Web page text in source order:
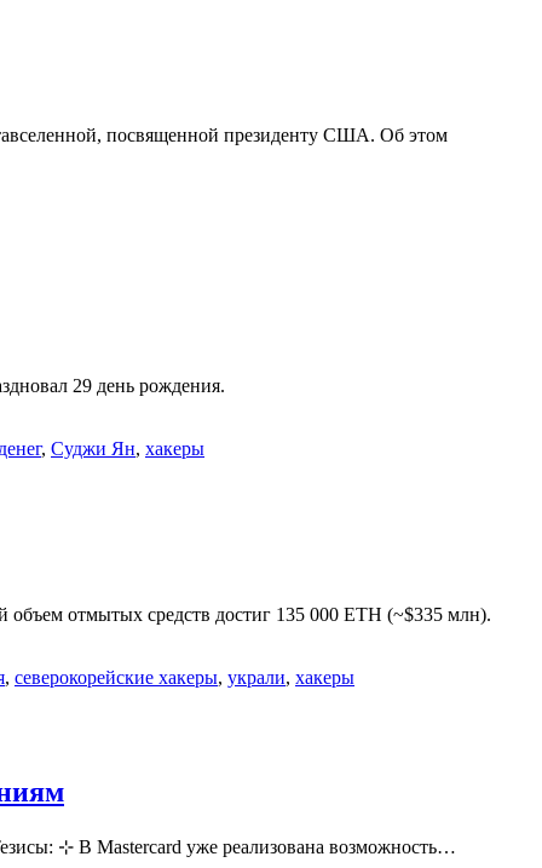
посвященной президенту США. Об этом
29 день рождения.
, Суджи Ян, хакеры
отмытых средств достиг 135 000 ETH (~$335 млн).
, северокорейские хакеры, украли, хакеры
⊹ В Mastercard уже реализована возможность…